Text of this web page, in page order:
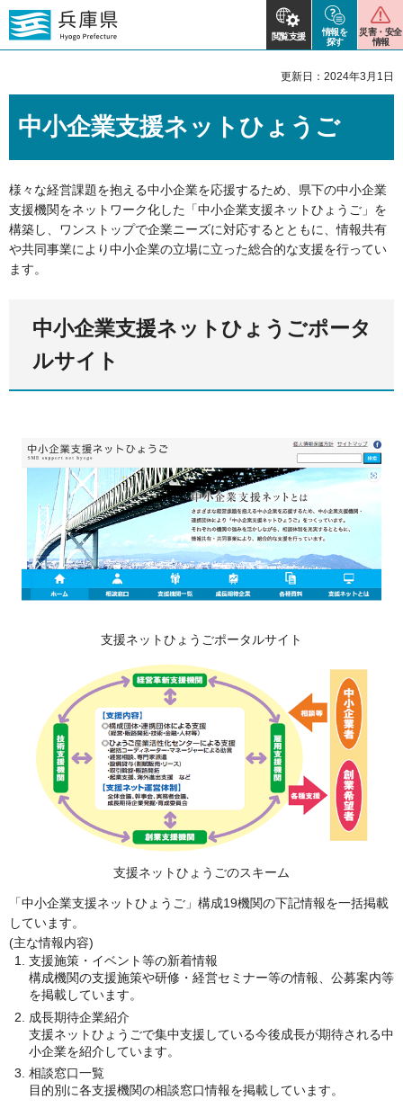
閲覧支援
情報を
探す
災害・安全
情報
更新日：2024年3月1日
中小企業支援ネットひょうご
様々な経営課題を抱える中小企業を応援するため、県下の中小企業
支援機関をネットワーク化した「中小企業支援ネットひょうご」を
構築し、ワンストップで企業ニーズに対応するとともに、情報共有
や共同事業により中小企業の立場に立った総合的な支援を行ってい
ます。
中小企業支援ネットひょうごポータ
ルサイト
支援ネットひょうごポータルサイト
支援ネットひょうごのスキーム
「中小企業支援ネットひょうご」構成19機関の下記情報を一括掲載
しています。
(主な情報内容)
支援施策・イベント等の新着情報
構成機関の支援施策や研修・経営セミナー等の情報、公募案内等
を掲載しています。
成長期待企業紹介
支援ネットひょうごで集中支援している今後成長が期待される中
小企業を紹介しています。
相談窓口一覧
目的別に各支援機関の相談窓口情報を掲載しています。